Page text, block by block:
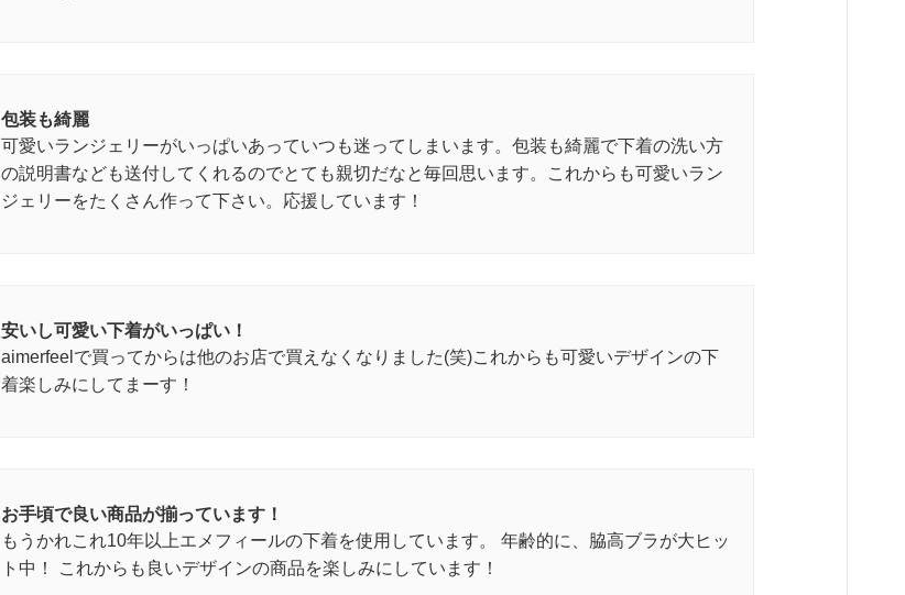
包装も綺麗
可愛いランジェリーがいっぱいあっていつも迷ってしまいます。包装も綺麗で下着の洗い方
の説明書なども送付してくれるのでとても親切だなと毎回思います。これからも可愛いラン
ジェリーをたくさん作って下さい。応援しています！
安いし可愛い下着がいっぱい！
aimerfeelで買ってからは他のお店で買えなくなりました(笑)これからも可愛いデザインの下
着楽しみにしてまーす！
お手頃で良い商品が揃っています！
もうかれこれ10年以上エメフィールの下着を使用しています。 年齢的に、脇高ブラが大ヒッ
ト中！ これからも良いデザインの商品を楽しみにしています！